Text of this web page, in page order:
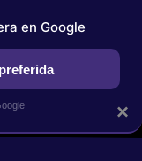
VS OTROS ×
en Google